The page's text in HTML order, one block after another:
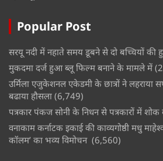
Popular Post
सरयू नदी में नहाते समय डूबने से दो बच्चियों की
मुकदमा दर्ज हुआ ब्लू फिल्म बनाने के मामले में
उर्मिला एजुकेशनल एकेडमी के छात्रों ने लहराया
बढाया हौसला (6,749)
पत्रकार पंकज सोनी के निधन से पत्रकारों में
वनाकाम कर्नाटक इकाई की काव्यगोष्ठी मधु
कॉलम’ का भव्य विमोचन (6,560)